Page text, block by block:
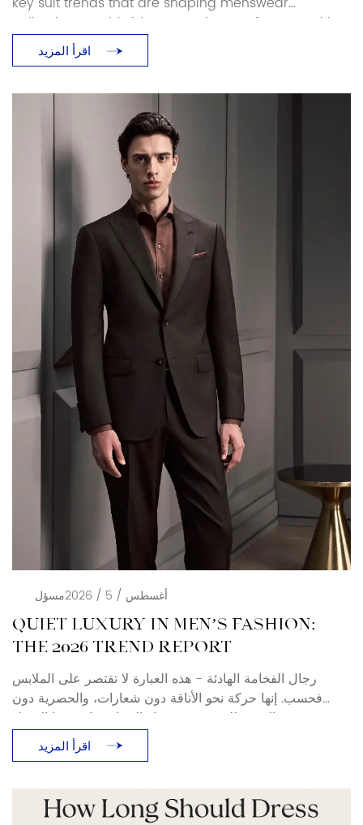
collections worldwide. As a suit manufacturer with
over 25 years of production experience, Baoxiniao
breaks down each trend with specific sourcing and
production-ready decisions. Luxury and Retro […]
اقرأ المزيد
أغسطس / 5 / 2026 مسؤل
QUIET LUXURY IN MEN’S FASHION:
THE 2026 TREND REPORT
رجال الفخامة الهادئة - هذه العبارة لا تقتصر على الملابس
فحسب. إنها حركة نحو الأناقة دون شعارات، والحصرية دون
بهرجة. بالنسبة للمشترين وخبراء الصناعة، يُعيد هذا التحول
تعريف معنى الملابس الرسمية والملابس الرجالية الفاخرة في
عامي 2025 و2026. ما هي الفخامة الهادئة؟ صيحة الفخامة
اقرأ المزيد